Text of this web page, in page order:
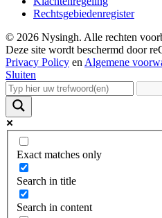
Rechtsgebiedenregister
© 2026 Nysingh. Alle rechten
Deze site wordt beschermd door
Privacy Policy en Algemene
Sluiten
Exact matches only
Search in title
Search in content